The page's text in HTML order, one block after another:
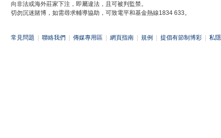
向非法或海外莊家下注，即屬違法，且可被判監禁。
切勿沉迷賭博，如需尋求輔導協助，可致電平和基金熱線1834 633。
常見問題 聯絡我們 傳媒專用區 網頁指南 規例 提倡有節制博彩 私